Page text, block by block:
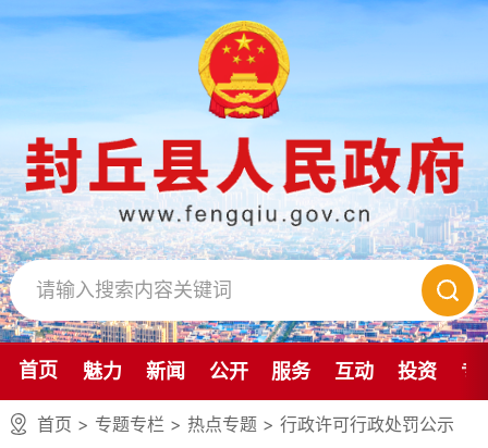
首页 魅力 新闻 公开 服务 互动 投资 专
首页 > 专题专栏 > 热点专题 > 行政许可行政处罚公示